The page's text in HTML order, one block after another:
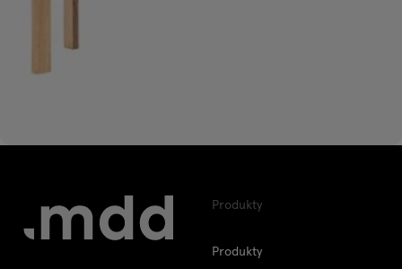
Produkty
Produkty